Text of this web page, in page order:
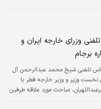
وزرای خارجه ایران و
برجام
تلفنی شیخ محمد عبدالرحمن آل
نخست وزیر و وزیر خارجه قطر با
مباحث مورد علاقه طرفین